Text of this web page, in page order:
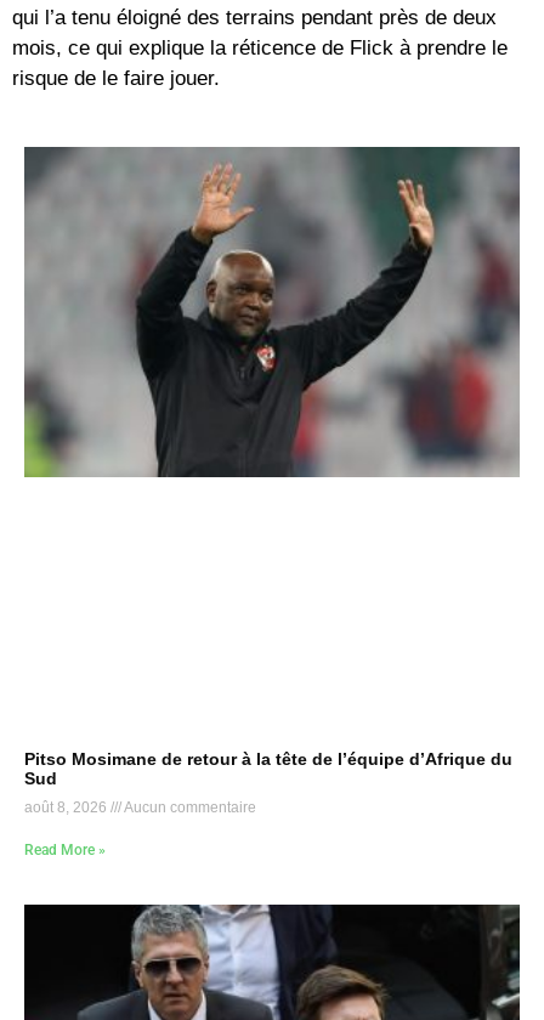
qui l’a tenu éloigné des terrains pendant près de deux
mois, ce qui explique la réticence de Flick à prendre le
risque de le faire jouer.
Pitso Mosimane de retour à la tête de l’équipe d’Afrique du
Sud
août 8, 2026 Aucun commentaire
Read More »